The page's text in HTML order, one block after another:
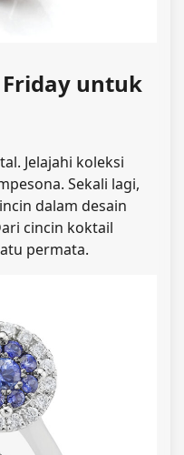
untuk
Jelajahi koleksi
Sekali lagi,
dalam desain
cincin koktail
permata.